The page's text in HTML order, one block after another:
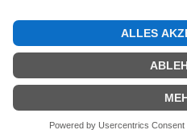
© 2026 horseland-
vorbehalten, with
Alle Preise inkl.
Versandkostenund ggf.
nicht anders